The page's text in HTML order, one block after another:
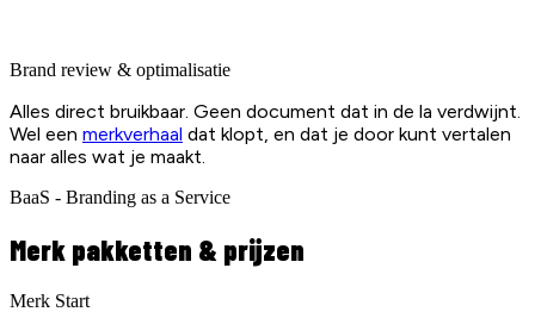
Brand review & optimalisatie
Alles direct bruikbaar. Geen document dat in de la verdwijnt.
Wel een merkverhaal dat klopt, en dat je door kunt vertalen
naar alles wat je maakt.
BaaS - Branding as a Service
Merk pakketten & prijzen
Merk Start